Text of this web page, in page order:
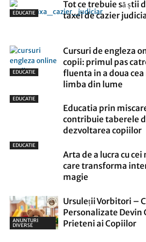
EDUCATIE
Tot ce trebuie să știi
taxei de cazier
EDUCATIE
Cursuri de engleza
copii: primul pas
fluenta in a doua
limba din lume
EDUCATIE
Educatia prin
contribuie taberele
dezvoltarea copiilor
EDUCATIE
Arta de a lucra cu
care transforma
magie
ANUNTURI
DIVERSE
Ursuleții Vorbitori –
Personalizate Devin
Prieteni ai Copiilor